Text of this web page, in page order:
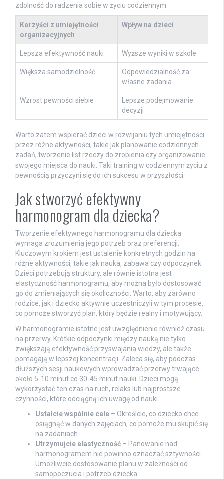
zdolność do radzenia sobie w życiu codziennym.
Korzyści z umiejętności
organizacyjnych
Wpływ na dzieci
Lepsza efektywność nauki Wyższe wyniki w szkole
Większa samodzielność
Odpowiedzialność za
własne zadania
Wzrost pewności siebie
Lepsze podejmowanie
decyzji
Warto zatem wspierać dzieci w rozwijaniu tych umiejętności
przez różne aktywności, takie jak planowanie codziennych
zadań, tworzenie list rzeczy do zrobienia czy organizowanie
swojego miejsca do nauki. Taki training w codziennym życiu z
pewnością przyczyni się do ich sukcesu w przyszłości.
Jak stworzyć efektywny
harmonogram dla dziecka?
Tworzenie efektywnego harmonogramu dla dziecka
wymaga zrozumienia jego potrzeb oraz preferencji.
Kluczowym krokiem jest ustalenie konkretnych godzin na
różne aktywności, takie jak nauka, zabawa czy odpoczynek.
Dzieci potrzebują struktury, ale równie istotna jest
elastyczność harmonogramu, aby można było dostosować
go do zmieniających się okoliczności. Warto, aby zarówno
rodzice, jak i dziecko aktywnie uczestniczyli w tym procesie,
co pomoże stworzyć plan, który będzie realny i motywujący.
W harmonogramie istotne jest uwzględnienie również czasu
na przerwy. Krótkie odpoczynki między nauką nie tylko
zwiększają efektywność przyswajania wiedzy, ale także
pomagają w lepszej koncentracji. Zaleca się, aby podczas
dłuższych sesji naukowych wprowadzać przerwy trwające
około 5-10 minut co 30-45 minut nauki. Dzieci mogą
wykorzystać ten czas na ruch, relaks lub najprostsze
czynności, które odciągną ich uwagę od nauki.
Ustalcie wspólnie cele – Określcie, co dziecko chce
osiągnąć w danych zajęciach, co pomoże mu skupić się
na zadaniach.
Utrzymujcie elastyczność – Panowanie nad
harmonogramem nie powinno oznaczać sztywności.
Umożliwcie dostosowanie planu w zależności od
samopoczucia i potrzeb dziecka.